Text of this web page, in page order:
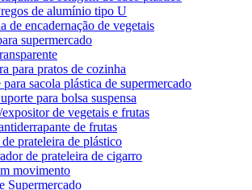
de alumínio tipo U
de encadernação de vegetais
supermercado
para pratos de cozinha
para sacola plástica de supermercado
para bolsa suspensa
de vegetais e frutas
de frutas
prateleira de plástico
de prateleira de cigarro
movimento
Supermercado